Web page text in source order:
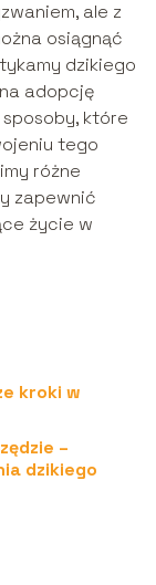
ale z
osiągnąć
dzikiego
adopcję
które
tego
różne
zapewnić
życie w
kroki w
–
dzikiego